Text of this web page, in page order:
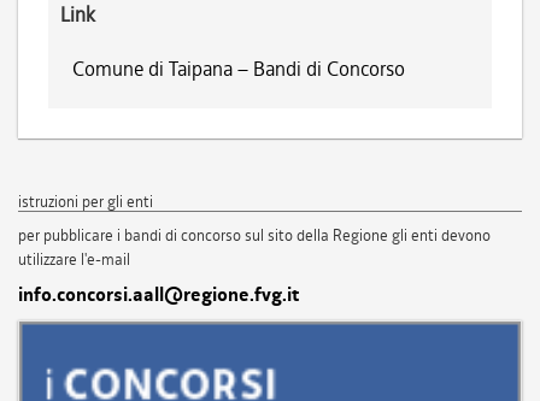
Link
Comune di Taipana – Bandi di Concorso
istruzioni per gli enti
per pubblicare i bandi di concorso sul sito della Regione gli enti devono
utilizzare l'e-mail
info.concorsi.aall@regione.fvg.it